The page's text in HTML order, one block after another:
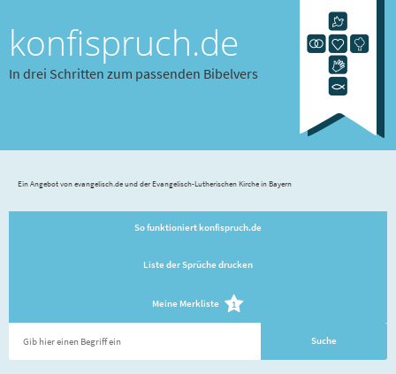
konfispruch.de
In drei Schritten zum passenden Bibelvers
Ein Angebot von evangelisch.de und der Evangelisch-Lutherischen Kirche in Bayern
So funktioniert konfispruch.de
Liste der Sprüche drucken
Meine Merkliste 1